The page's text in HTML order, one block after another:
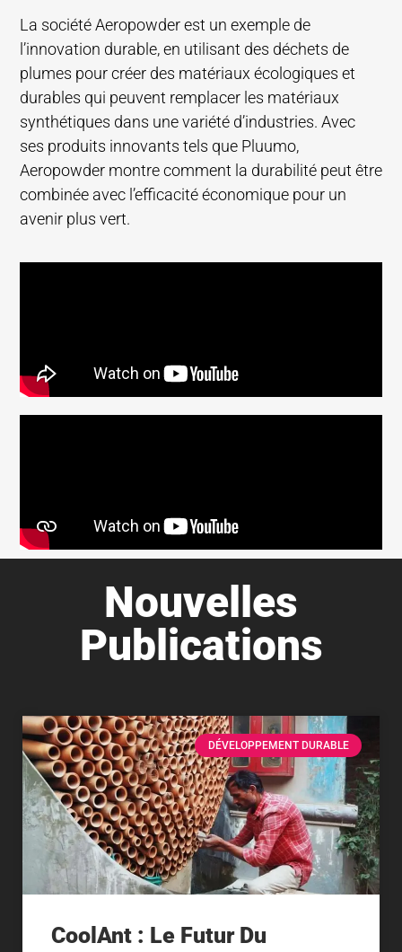
La société Aeropowder est un exemple de
l’innovation durable, en utilisant des déchets de
plumes pour créer des matériaux écologiques et
durables qui peuvent remplacer les matériaux
synthétiques dans une variété d’industries. Avec
ses produits innovants tels que Pluumo,
Aeropowder montre comment la durabilité peut être
combinée avec l’efficacité économique pour un
avenir plus vert.
Nouvelles
Publications
DÉVELOPPEMENT DURABLE
CoolAnt : Le Futur Du